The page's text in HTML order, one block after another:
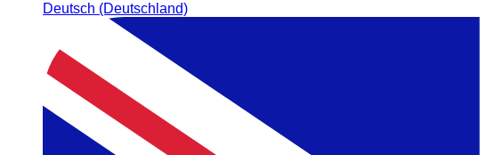
Deutsch (Deutschland)